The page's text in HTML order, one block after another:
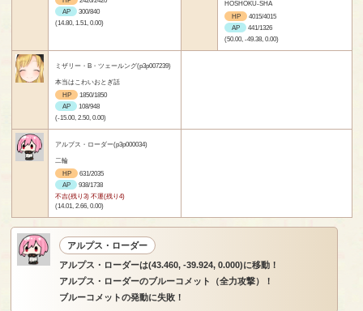
AP
300/840
(14.80, 1.51, 0.00)
HOSHOKU-SHA
HP
4015/4015
AP
441/1326
(50.00, -49.38, 0.00)
ミザリー・B・ツェールング(p3p007239)
本当はこわいおとぎ話
HP
1850/1850
AP
108/948
(-15.00, 2.50, 0.00)
アルプス・ローダー(p3p000034)
二輪
HP
631/2035
AP
938/1738
不吉(残り3) 不運(残り4)
(14.01, 2.66, 0.00)
アルプス・ローダー
アルプス・ローダーは(43.460, -39.924, 0.000)に移動！
アルプス・ローダーのブルーコメット（全力攻撃）！
ブルーコメットの発動に失敗！